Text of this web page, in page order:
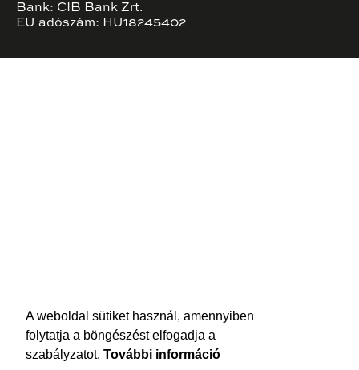
A weboldal sütiket használ, amennyiben
folytatja a böngészést elfogadja a
szabályzatot. További információ
Bank: CIB Bank Zrt.
EU adószám: HU18245402